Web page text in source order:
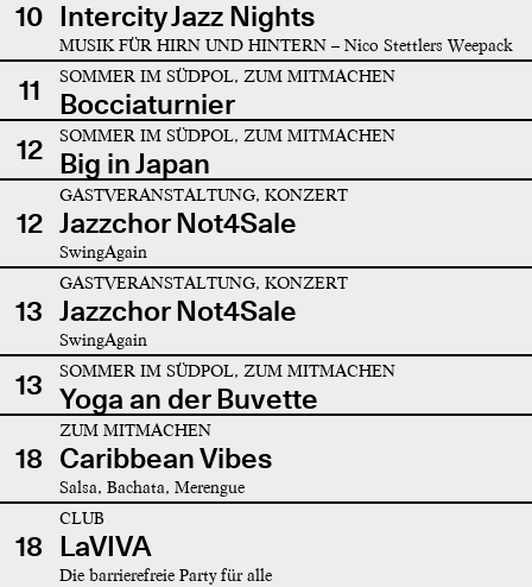
10 Intercity Jazz Nights
MUSIK FÜR HIRN UND HINTERN – Nico Stettlers Weepack
11 SOMMER IM SÜDPOL, ZUM MITMACHEN
Bocciaturnier
12
SOMMER IM SÜDPOL, ZUM MITMACHEN
Big in Japan
12
GASTVERANSTALTUNG, KONZERT
Jazzchor Not4Sale
SwingAgain
13
GASTVERANSTALTUNG, KONZERT
Jazzchor Not4Sale
SwingAgain
13 SOMMER IM SÜDPOL, ZUM MITMACHEN
Yoga an der Buvette
18
ZUM MITMACHEN
Caribbean Vibes
Salsa, Bachata, Merengue
18
CLUB
LaVIVA
Die barrierefreie Party für alle